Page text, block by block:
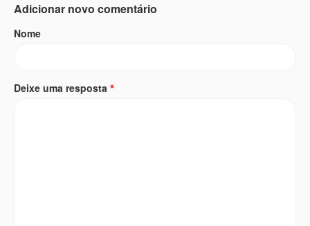
Adicionar novo comentário
Nome
Deixe uma resposta